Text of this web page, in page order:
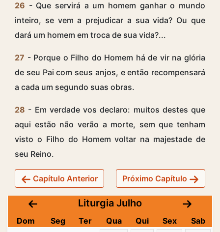
26 - Que servirá a um homem ganhar o mundo
inteiro, se vem a prejudicar a sua vida? Ou que
dará um homem em troca de sua vida?...
27 - Porque o Filho do Homem há de vir na glória
de seu Pai com seus anjos, e então recompensará
a cada um segundo suas obras.
28 - Em verdade vos declaro: muitos destes que
aqui estão não verão a morte, sem que tenham
visto o Filho do Homem voltar na majestade de
seu Reino.
Capítulo Anterior Próximo Capítulo
Liturgia Julho
Dom Seg Ter Qua Qui Sex
Sab